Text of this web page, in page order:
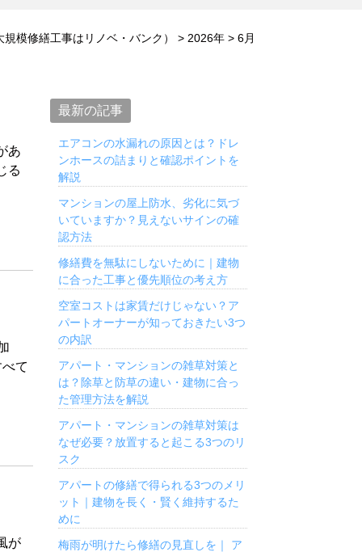
規模修繕工事はリノベ・バンク） > 2026年 > 6月
あ
る
て
が
最新の記事
エアコンの水漏れの原因とは？ドレ
ンホースの詰まりと確認ポイントを
解説
マンションの屋上防水、劣化に気づ
いていますか？見えないサインの確
認方法
修繕費を無駄にしないために｜建物
に合った工事と優先順位の考え方
空室コストは家賃だけじゃない？ア
パートオーナーが知っておきたい3つ
の内訳
アパート・マンションの雑草対策と
は？除草と防草の違い・建物に合っ
た管理方法を解説
アパート・マンションの雑草対策は
なぜ必要？放置すると起こる3つのリ
スク
アパートの修繕で得られる3つのメリ
ット｜建物を長く・賢く維持するた
めに
梅雨が明けたら修繕の見直しを｜ ア